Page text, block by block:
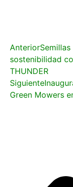
Anterior
sostenibilidad
THUNDER
Siguiente
Green Mowers